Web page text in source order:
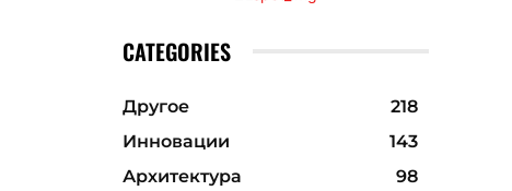
CATEGORIES
Другое
218
Инновации
143
Архитектура
98